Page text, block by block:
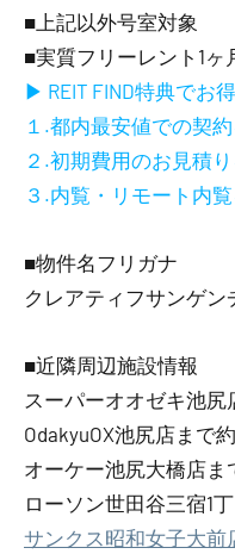
■上記以外号室対象
■実質フリーレント1ヶ
▶ REIT FIND特典でお
１.都内最安値での契
２.初期費用のお見積
３.内覧・リモート内
■物件名フリガナ
クレアティフサンゲン
■近隣周辺施設情報
スーパーオオゼキ池尻
OdakyuOX池尻店まで
オーケー池尻大橋店ま
ローソン世田谷三宿1
サンクス昭和女子大前